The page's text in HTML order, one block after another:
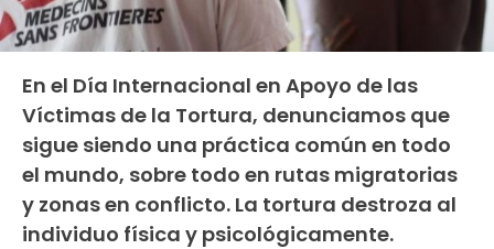
En el Día Internacional en Apoyo de las
Víctimas de la Tortura, denunciamos que
sigue siendo una práctica común en todo
el mundo, sobre todo en rutas migratorias
y zonas en conflicto. La tortura destroza al
individuo física y psicológicamente.